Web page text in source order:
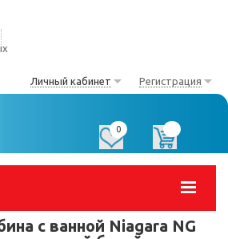
Личный кабинет Регистрация
0
с ванной Niagara NG